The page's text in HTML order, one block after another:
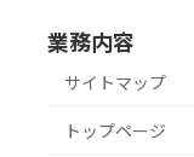
業務内容
サイトマップ
トップページ